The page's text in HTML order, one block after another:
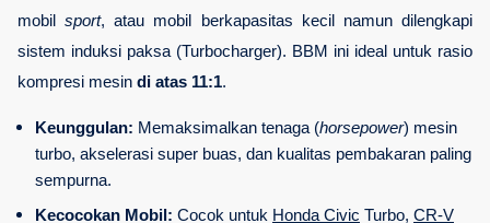
mobil sport, atau mobil berkapasitas kecil namun dilengkapi
sistem induksi paksa (Turbocharger). BBM ini ideal untuk rasio
kompresi mesin di atas 11:1.
Keunggulan: Memaksimalkan tenaga (horsepower) mesin
turbo, akselerasi super buas, dan kualitas pembakaran paling
sempurna.
Kecocokan Mobil: Cocok untuk Honda Civic Turbo, CR-V